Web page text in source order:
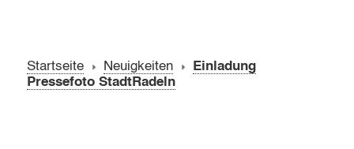
Startseite Neuigkeiten
Einladung
Pressefoto StadtRadeln